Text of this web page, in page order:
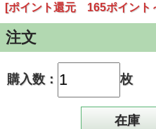
[ポイント還元 165ポイント
注文
購入数： 枚
在庫